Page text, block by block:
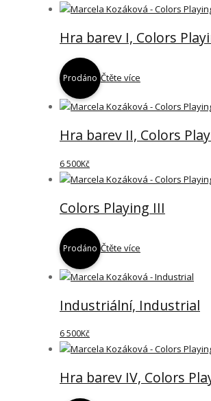
Hra barev I, Colors
Prodáno Čtěte více
Hra barev II, Colors
6 500Kč
Colors Playing III
Prodáno Čtěte více
Industriální, Industrial
6 500Kč
Hra barev IV, Colors